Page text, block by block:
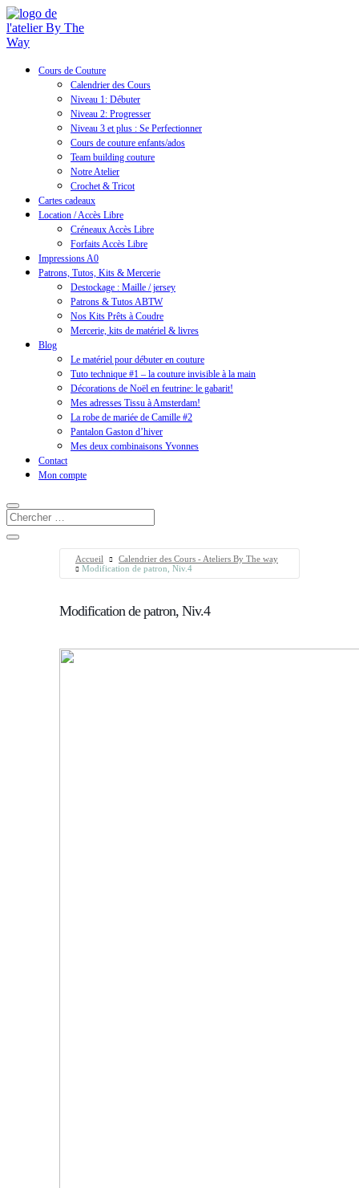
Cours de Couture
Calendrier des Cours
Niveau 1: Débuter
Niveau 2: Progresser
Niveau 3 et plus : Se Perfectionner
Cours de couture enfants/ados
Team building couture
Notre Atelier
Crochet & Tricot
Cartes cadeaux
Location / Accès Libre
Créneaux Accès Libre
Forfaits Accès Libre
Impressions A0
Patrons, Tutos, Kits & Mercerie
Destockage : Maille / jersey
Patrons & Tutos ABTW
Nos Kits Prêts à Coudre
Mercerie, kits de matériel & livres
Blog
Le matériel pour débuter en couture
Tuto technique #1 – la couture invisible à la main
Décorations de Noël en feutrine: le gabarit!
Mes adresses Tissu à Amsterdam!
La robe de mariée de Camille #2
Pantalon Gaston d’hiver
Mes deux combinaisons Yvonnes
Contact
Mon compte
Accueil
Calendrier des Cours - Ateliers By The way
Modification de patron, Niv.4
Modification de patron, Niv.4